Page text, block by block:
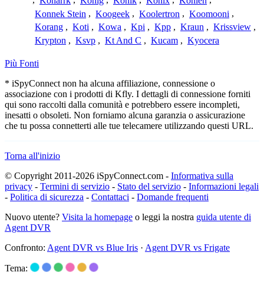
Konnek Stein , Koogeek , Koolertron , Koomooni ,
Korang , Koti , Kowa , Kpi , Kpp , Kraun , Krissview ,
Krypton , Ksvp , Kt And C , Kucam , Kyocera
Più Fonti
* iSpyConnect non ha alcuna affiliazione, connessione o
associazione con i prodotti di Kfly. I dettagli di connessione forniti
qui sono raccolti dalla comunità e potrebbero essere incompleti,
inesatti o obsoleti. Non forniamo alcuna garanzia o assicurazione
che tu possa connetterti alle tue telecamere utilizzando questi URL.
Torna all'inizio
© Copyright 2011-2026 iSpyConnect.com - Informativa sulla
privacy - Termini di servizio - Stato del servizio - Informazioni legali
- Politica di sicurezza - Contattaci - Domande frequenti
Nuovo utente? Visita la homepage o leggi la nostra guida utente di
Agent DVR
Confronto: Agent DVR vs Blue Iris · Agent DVR vs Frigate
Tema: